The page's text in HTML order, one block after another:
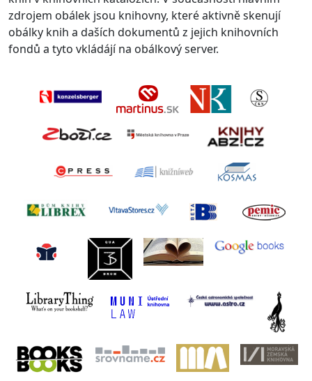
zdrojem obálek jsou knihovny, které aktivně skenují
obálky knih a daších dokumentů z jejich knihovních
fondů a tyto vkládájí na obálkový server.